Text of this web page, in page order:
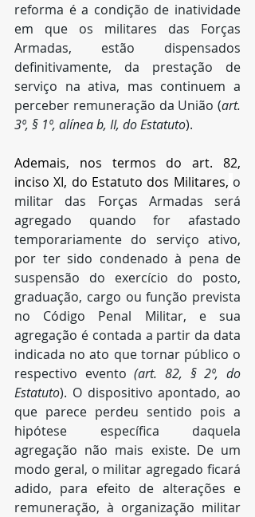
reforma é a condição de inatividade
em que os militares das Forças
Armadas, estão dispensados
definitivamente, da prestação de
serviço na ativa, mas continuem a
perceber remuneração da União (art.
3º, § 1º, alínea b, II, do Estatuto).
Ademais, nos termos do art. 82,
inciso XI, do Estatuto dos Militares, o
militar das Forças Armadas será
agregado quando for afastado
temporariamente do serviço ativo,
por ter sido condenado à pena de
suspensão do exercício do posto,
graduação, cargo ou função prevista
no Código Penal Militar, e sua
agregação é contada a partir da data
indicada no ato que tornar público o
respectivo evento (art. 82, § 2º, do
Estatuto). O dispositivo apontado, ao
que parece perdeu sentido pois a
hipótese específica daquela
agregação não mais existe. De um
modo geral, o militar agregado ficará
adido, para efeito de alterações e
remuneração, à organização militar